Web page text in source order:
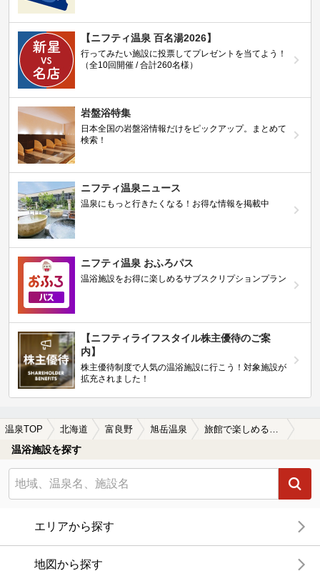
【ニフティ温泉 百名湯2026】
行ってみたい施設に投票してプレゼントを当てよう！
（全10回開催 / 合計260名様）
岩盤浴特集
日本全国の岩盤浴情報だけをピックアップ。まとめて
検索！
ニフティ温泉ニュース
温泉にもっと行きたくなる！お得な情報を掲載中
ニフティ温泉 おふろパス
温浴施設をお得に楽しめるサブスクリプションプラン
【ニフティライフスタイル株主優待のご案
内】
株主優待制度で人気の温浴施設に行こう！対象施設が
拡充されました！
温泉TOP 北海道 富良野 旭岳温泉
温浴施設を探す
エリアから探す
地図から探す